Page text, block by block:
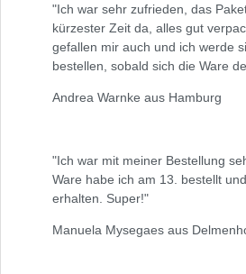
"Ich war sehr zufrieden, das
kürzester Zeit da, alles gut
gefallen mir auch und ich werde
bestellen, sobald sich die Ware
Andrea Warnke aus Hamburg
"Ich war mit meiner Bestellung
Ware habe ich am 13. bestellt
erhalten. Super!"
Manuela Mysegaes aus